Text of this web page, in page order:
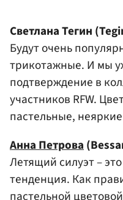
Светлана Тегин
Будут очень
трикотажные. И мы
подтверждение в
участников RFW.
пастельные,
Анна Петрова
Летящий силуэт –
тенденция. Как
пастельной